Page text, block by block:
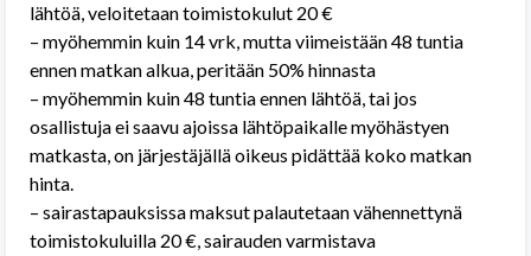
lähtöä, veloitetaan toimistokulut 20 €
– myöhemmin kuin 14 vrk, mutta viimeistään 48 tuntia
ennen matkan alkua, peritään 50% hinnasta
– myöhemmin kuin 48 tuntia ennen lähtöä, tai jos
osallistuja ei saavu ajoissa lähtöpaikalle myöhästyen
matkasta, on järjestäjällä oikeus pidättää koko matkan
hinta.
– sairastapauksissa maksut palautetaan vähennettynä
toimistokuluilla 20 €, sairauden varmistava